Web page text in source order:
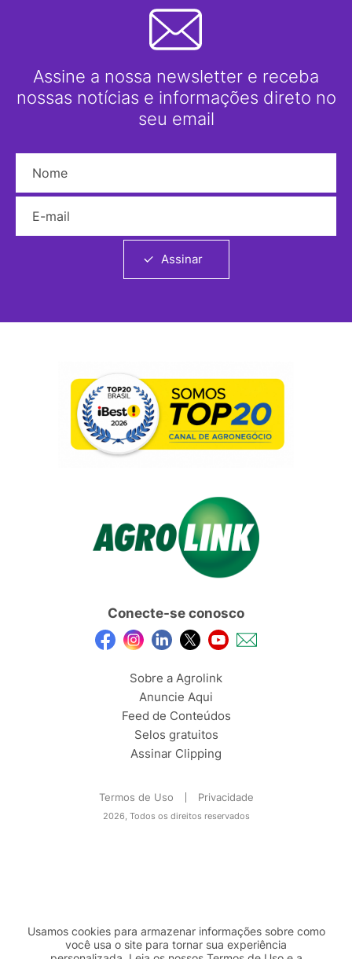
Assine a nossa newsletter e receba
nossas notícias e informações direto no
seu email
Assinar
Conecte-se conosco
Sobre a Agrolink
Anuncie Aqui
Feed de Conteúdos
Selos gratuitos
Assinar Clipping
Termos de Uso Privacidade
2026, Todos os direitos reservados
Usamos cookies para armazenar informações sobre como
você usa o site para tornar sua experiência